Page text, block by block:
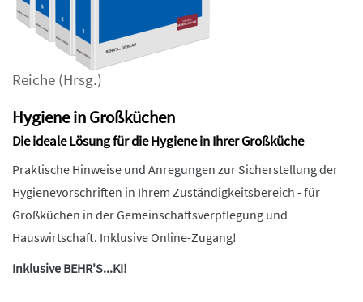
Reiche (Hrsg.)
Hygiene in Großküchen
Die ideale Lösung für die Hygiene in Ihrer Großküche
Praktische Hinweise und Anregungen zur Sicherstellung der
Hygienevorschriften in Ihrem Zuständigkeitsbereich - für
Großküchen in der Gemeinschaftsverpflegung und
Hauswirtschaft. Inklusive Online-Zugang!
Inklusive BEHR'S...KI!